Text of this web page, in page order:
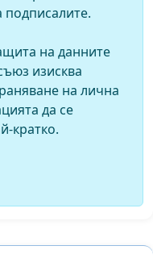
от медиите по
на данните
изисква
на лична
да се
кратко.